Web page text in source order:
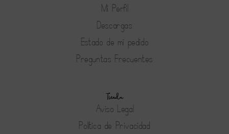
Mi Perfil
Descargas
Estado de mi pedido
Preguntas Frecuentes
Tienda
Aviso Legal
Política de Privacidad